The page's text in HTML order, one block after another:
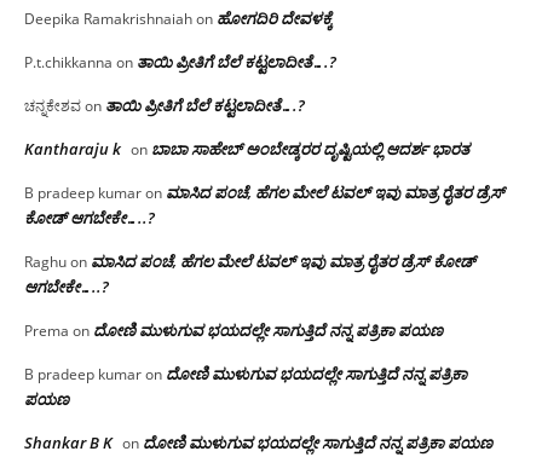
Deepika Ramakrishnaiahon ಹೋಗದಿರಿ ದೇವಳಕ್ಕೆ
P.t.chikkanna on ತಾಯಿ ಪ್ರೀತಿಗೆ ಬೆಲೆ ಕಟ್ಟಲಾದೀತೆ….?
ಚನ್ನಕೇಶವon ತಾಯಿ ಪ್ರೀತಿಗೆ ಬೆಲೆ ಕಟ್ಟಲಾದೀತೆ….?
Kantharaju k on ಬಾಬಾ ಸಾಹೇಬ್ ಅಂಬೇಡ್ಕರರ ದೃಷ್ಟಿಯಲ್ಲಿ ಆದರ್ಶ ಭಾರತ
B pradeep kumaron ಮಾಸಿದ ಪಂಚೆ, ಹೆಗಲ ಮೇಲೆ ಟವಲ್‌ ಇವು ಮಾತ್ರ ರೈತರ ಡ್ರೆಸ್‌
ಕೋಡ್ ಆಗಬೇಕೇ…..?‌
Raghuon ಮಾಸಿದ ಪಂಚೆ, ಹೆಗಲ ಮೇಲೆ ಟವಲ್‌ ಇವು ಮಾತ್ರ ರೈತರ ಡ್ರೆಸ್‌ ಕೋಡ್
ಆಗಬೇಕೇ…..?‌
Prema on ದೋಣಿ ಮುಳುಗುವ ಭಯದಲ್ಲೇ ಸಾಗುತ್ತಿದೆ ನನ್ನ ಪತ್ರಿಕಾ ಪಯಣ
B pradeep kumaron ದೋಣಿ ಮುಳುಗುವ ಭಯದಲ್ಲೇ ಸಾಗುತ್ತಿದೆ ನನ್ನ ಪತ್ರಿಕಾ
ಪಯಣ
Shankar B K on ದೋಣಿ ಮುಳುಗುವ ಭಯದಲ್ಲೇ ಸಾಗುತ್ತಿದೆ ನನ್ನ ಪತ್ರಿಕಾ ಪಯಣ